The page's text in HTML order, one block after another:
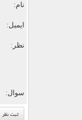
نام:
ایمیل:
نظر:
سوال: